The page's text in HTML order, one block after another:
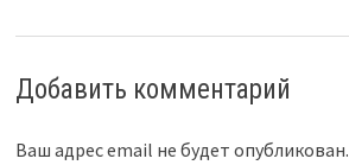
Добавить комментарий
Ваш адрес email не будет опубликован.